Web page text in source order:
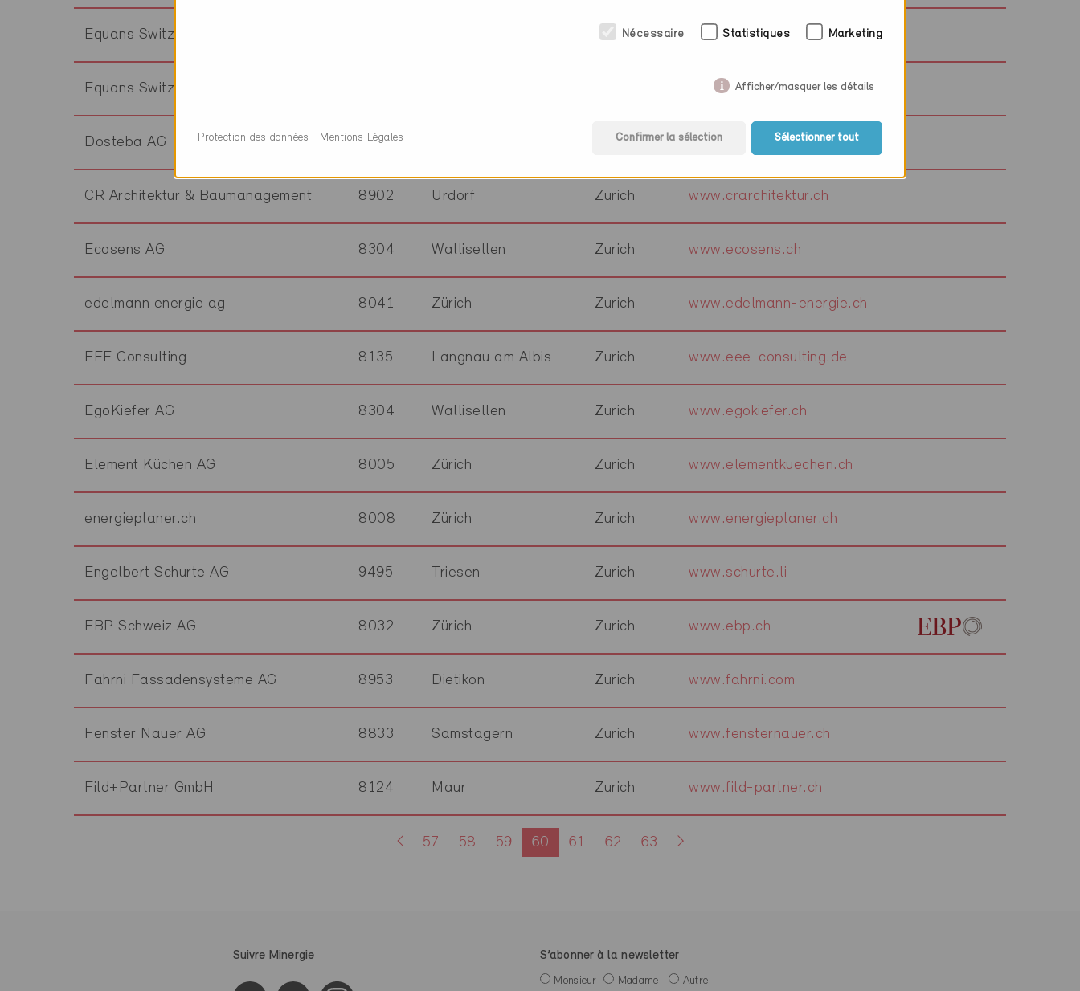
Equans Switzerland AG Zurich www.equans.ch
Equans Switzerland AG www.equans.ch
Dosteba AG 8184 Zurich www.dosteba.ch
CR Architektur & Baumanagement 8902 Urdorf Zurich www.crarchitektur.ch
Ecosens AG 8304 Wallisellen Zurich www.ecosens.ch
edelmann energie ag 8041 Zürich Zurich www.edelmann-energie.ch
EEE Consulting 8135 Langnau am Albis Zurich www.eee-consulting.de
EgoKiefer AG 8304 Wallisellen Zurich www.egokiefer.ch
Element Küchen AG 8005 Zürich Zurich www.elementkuechen.ch
energieplaner.ch 8008 Zürich Zurich www.energieplaner.ch
Engelbert Schurte AG 9495 Triesen Zurich www.schurte.li
EBP Schweiz AG 8032 Zürich Zurich www.ebp.ch
Fahrni Fassadensysteme AG 8953 Dietikon Zurich www.fahrni.com
Fenster Nauer AG 8833 Samstagern Zurich www.fensternauer.ch
Fild+Partner GmbH 8124 Maur Zurich www.fild-partner.ch
57 58 59 60 61 62 63
Suivre Minergie S’abonner à la newsletter
Monsieur Madame Autre
Nécessaire Statistiques Marketing
Afficher/masquer les détails
Confirmer la sélection Sélectionner tout
Protection des données Mentions Légales